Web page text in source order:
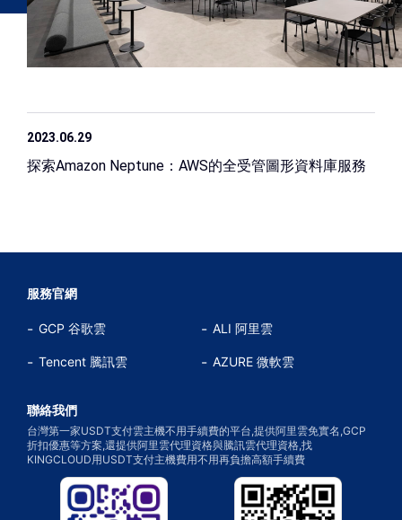
2023.06.29
探索Amazon Neptune：AWS的全受管圖形資料庫服務
服務官網
GCP 谷歌雲 ALI 阿里雲
Tencent 騰訊雲 AZURE 微軟雲
聯絡我們
台灣第一家USDT支付雲主機不用手續費的平台,提供阿里雲免實名,GCP
折扣優惠等方案,還提供阿里雲代理資格與騰訊雲代理資格,找
KINGCLOUD用USDT支付主機費用不用再負擔高額手續費